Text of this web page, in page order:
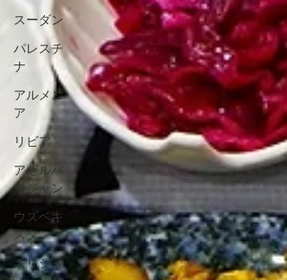
スーダン
パレスチ
ナ
アルメニ
ア
リビア
アゼルバ
イジャン
ウズベキ
スタン
ギリシャ